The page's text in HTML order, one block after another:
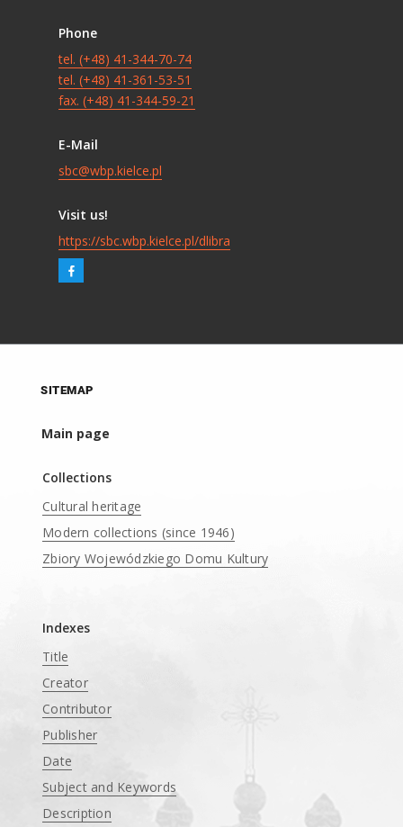
Phone
tel. (+48) 41-344-70-74
tel. (+48) 41-361-53-51
fax. (+48) 41-344-59-21
E-Mail
sbc@wbp.kielce.pl
Visit us!
https://sbc.wbp.kielce.pl/dlibra
SITEMAP
Main page
Collections
Cultural heritage
Modern collections (since 1946)
Zbiory Wojewódzkiego Domu Kultury
Indexes
Title
Creator
Contributor
Publisher
Date
Subject and Keywords
Description